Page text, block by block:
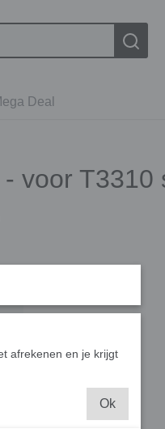
Deal
voor T3310
serie kasten
afrekenen en je krijgt
Ok